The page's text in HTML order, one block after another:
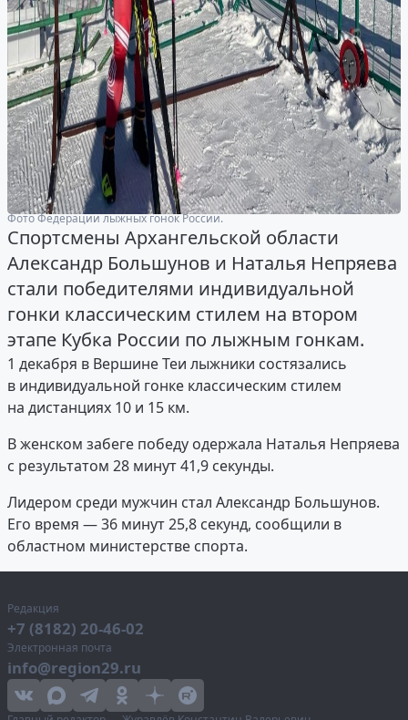
Фото Федерации лыжных гонок России.
Спортсмены Архангельской области
Александр Большунов и Наталья Непряева
стали победителями индивидуальной
гонки классическим стилем на втором
этапе Кубка России по лыжным гонкам.
1 декабря в Вершине Теи лыжники состязались
в индивидуальной гонке классическим стилем
на дистанциях 10 и 15 км.
В женском забеге победу одержала Наталья Непряева
с результатом 28 минут 41,9 секунды.
Лидером среди мужчин стал Александр Большунов.
Его время — 36 минут 25,8 секунд, сообщили в
областном министерстве спорта.
Редакция
+7 (8182) 20-46-02
Электронная почта
info@region29.ru